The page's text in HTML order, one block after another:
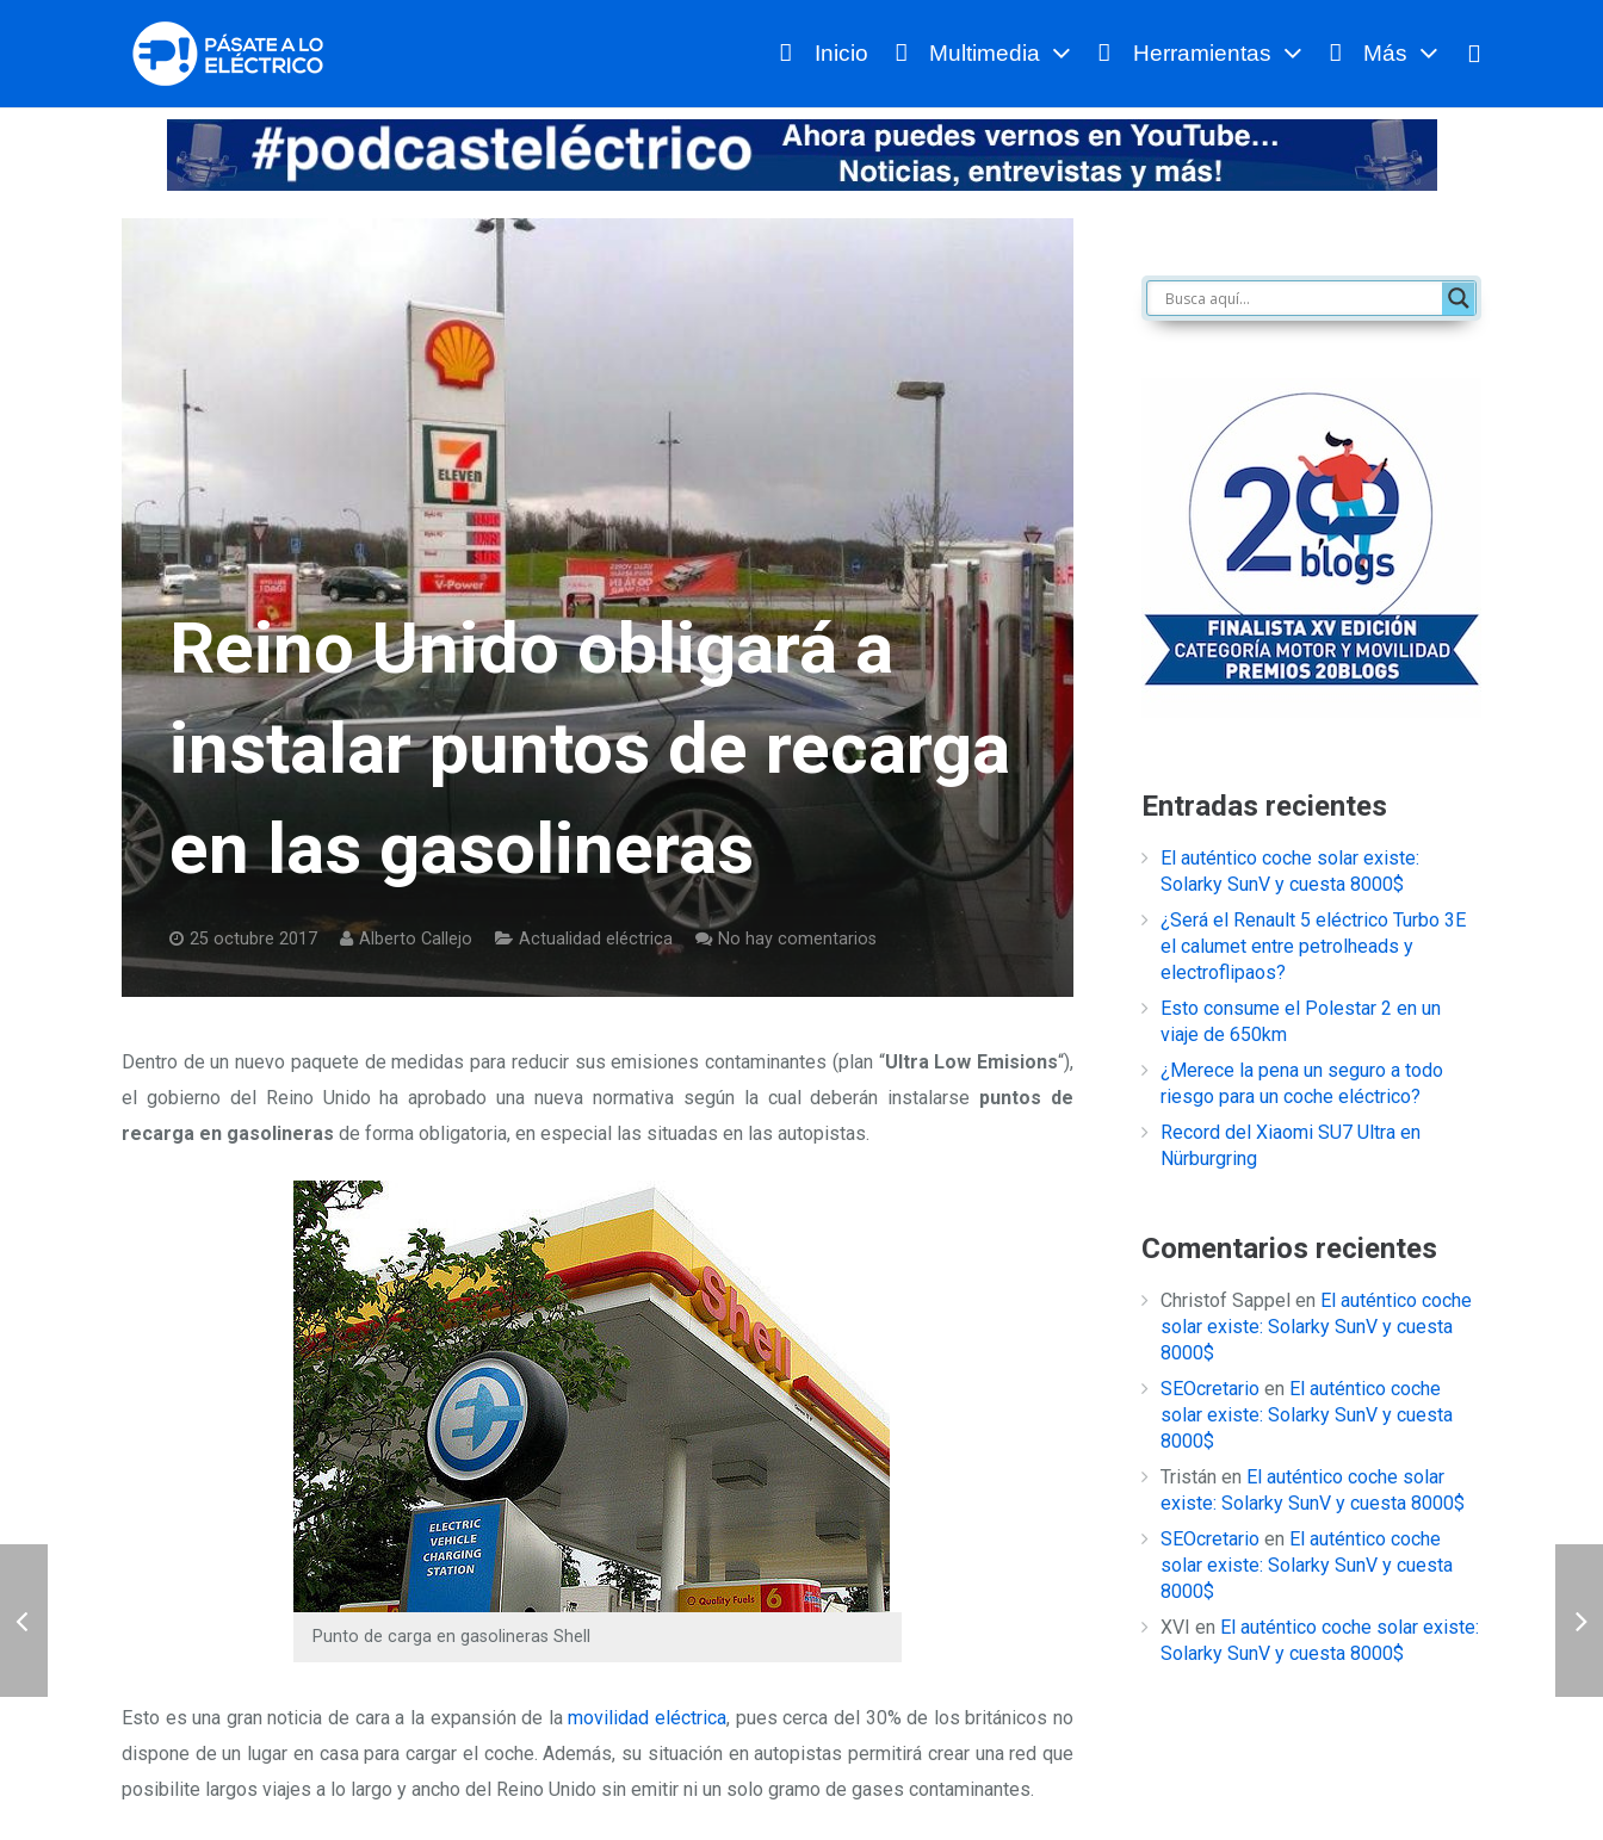
Inicio Multimedia Herramientas Más
Reino Unido obligará a
instalar puntos de recarga
en las gasolineras
25 octubre 2017 Alberto Callejo Actualidad eléctrica No hay comentarios
Dentro de un nuevo paquete de medidas para reducir sus emisiones contaminantes (plan “Ultra Low Emisions“),
el gobierno del Reino Unido ha aprobado una nueva normativa según la cual deberán instalarse puntos de
recarga en gasolineras de forma obligatoria, en especial las situadas en las autopistas.
Punto de carga en gasolineras Shell
Esto es una gran noticia de cara a la expansión de lamovilidad eléctrica, pues cerca del 30% de los británicos no
dispone de un lugar en casa para cargar el coche. Además, su situación en autopistas permitirá crear una red que
posibilite largos viajes a lo largo y ancho del Reino Unido sin emitir ni un solo gramo de gases contaminantes.
Entradas recientes
El auténtico coche solar existe:
Solarky SunV y cuesta 8000$
¿Será el Renault 5 eléctrico Turbo 3E
el calumet entre petrolheads y
electroflipaos?
Esto consume el Polestar 2 en un
viaje de 650km
¿Merece la pena un seguro a todo
riesgo para un coche eléctrico?
Record del Xiaomi SU7 Ultra en
Nürburgring
Comentarios recientes
Christof Sappel en El auténtico coche
solar existe: Solarky SunV y cuesta
8000$
SEOcretario en El auténtico coche
solar existe: Solarky SunV y cuesta
8000$
Tristán en El auténtico coche solar
existe: Solarky SunV y cuesta 8000$
SEOcretario en El auténtico coche
solar existe: Solarky SunV y cuesta
8000$
XVI en El auténtico coche solar existe:
Solarky SunV y cuesta 8000$